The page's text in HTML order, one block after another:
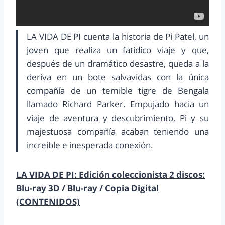
LA VIDA DE PI cuenta la historia de Pi Patel, un
joven que realiza un fatídico viaje y que,
después de un dramático desastre, queda a la
deriva en un bote salvavidas con la única
compañía de un temible tigre de Bengala
llamado Richard Parker. Empujado hacia un
viaje de aventura y descubrimiento, Pi y su
majestuosa compañía acaban teniendo una
increíble e inesperada conexión.
LA VIDA DE PI: Edición coleccionista 2 discos:
Blu-ray 3D / Blu-ray / Copia Digital
(CONTENIDOS)